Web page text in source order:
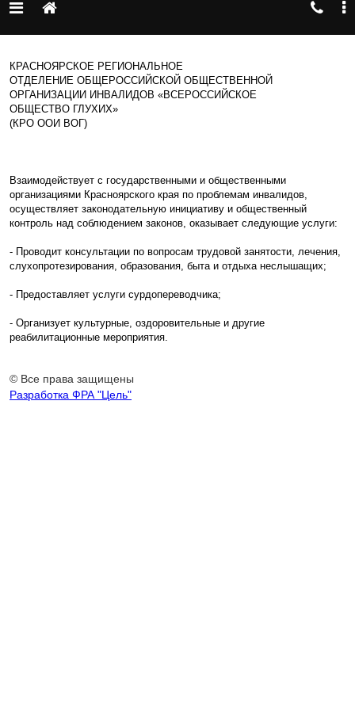
КРАСНОЯРСКОЕ РЕГИОНАЛЬНОЕ
ОТДЕЛЕНИЕ ОБЩЕРОССИЙСКОЙ ОБЩЕСТВЕННОЙ
ОРГАНИЗАЦИИ ИНВАЛИДОВ «ВСЕРОССИЙСКОЕ
ОБЩЕСТВО ГЛУХИХ»
(КРО ООИ ВОГ)
Взаимодействует с государственными и общественными
организациями Красноярского края по проблемам инвалидов,
осуществляет законодательную инициативу и общественный
контроль над соблюдением законов, оказывает следующие услуги:
- Проводит консультации по вопросам трудовой занятости, лечения,
слухопротезирования, образования, быта и отдыха неслышащих;
- Предоставляет услуги сурдопереводчика;
- Организует культурные, оздоровительные и другие
реабилитационные мероприятия.
© Все права защищены
Разработка ФРА "Цель"